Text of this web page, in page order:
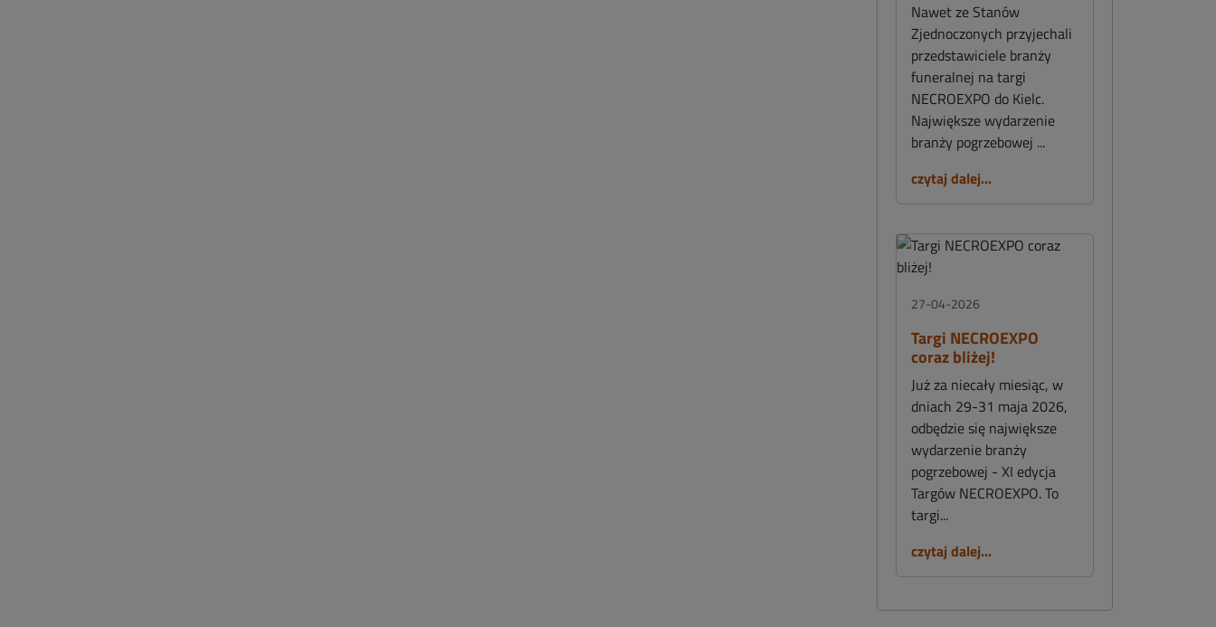
Nawet ze Stanów
Zjednoczonych przyjechali
przedstawiciele branży
funeralnej na targi
NECROEXPO do Kielc.
Największe wydarzenie
branży pogrzebowej ...
czytaj dalej...
27-04-2026
Targi NECROEXPO
coraz bliżej!
Już za niecały miesiąc, w
dniach 29-31 maja 2026,
odbędzie się największe
wydarzenie branży
pogrzebowej - XI edycja
Targów NECROEXPO. To
targi...
czytaj dalej...